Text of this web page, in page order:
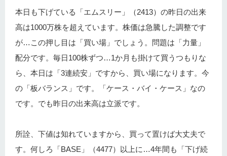
本日も下げている「エムスリー」（2413）の昨日の出来
高は1000万株を超えています。株価は急騰した調整です
が…この押し目は「買い場」でしょう。問題は「力量」
配分です。毎日100株ずつ…1か月も掛けて買うつもりな
ら、本日は「3連続安」ですから、買い場になります。今
の「板バランス」です。「ケース・バイ・ケース」なの
です。でも昨日の出来高は立派です。
所詮、下値は知れていますから、買って置けば大丈夫で
す。何しろ「BASE」（4477）以上に…4年間も「下げ続